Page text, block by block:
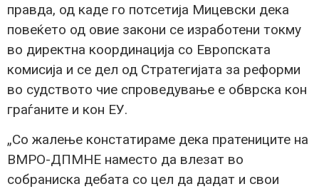
правда, од каде го потсетија Мицевски дека
повеќето од овие закони се изработени токму
во директна координација со Европската
комисија и се дел од Стратегијата за реформи
во судството чие спроведување е обврска кон
граѓаните и кон ЕУ.
„Со жалење констатираме дека пратениците на
ВМРО-ДПМНЕ наместо да влезат во
собраниска дебата со цел да дадат и свои